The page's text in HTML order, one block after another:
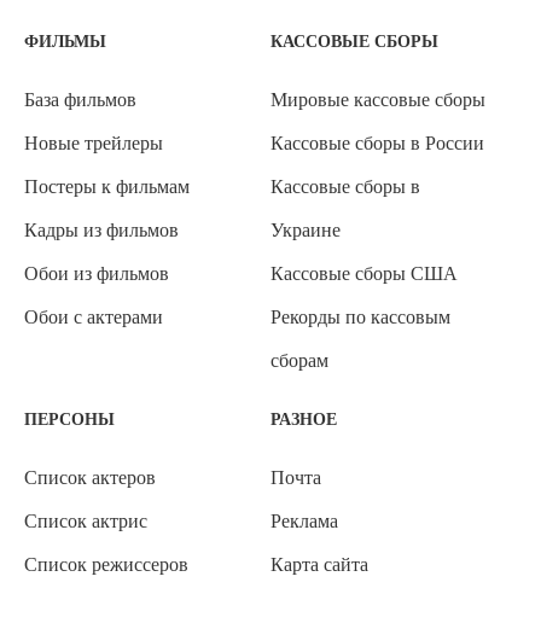
ФИЛЬМЫ
База фильмов
Новые трейлеры
Постеры к фильмам
Кадры из фильмов
Обои из фильмов
Обои с актерами
КАССОВЫЕ СБОРЫ
Мировые кассовые сборы
Кассовые сборы в России
Кассовые сборы в
Украине
Кассовые сборы США
Рекорды по кассовым
сборам
ПЕРСОНЫ
Список актеров
Список актрис
Список режиссеров
РАЗНОЕ
Почта
Реклама
Карта сайта